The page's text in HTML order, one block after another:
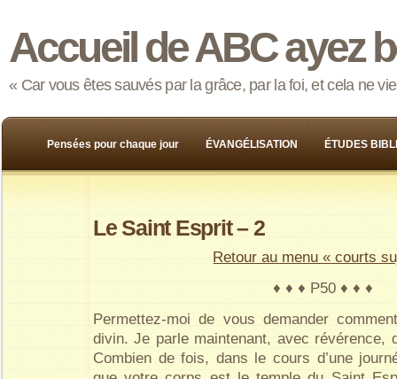
Accueil de ABC ayez
« Car vous êtes sauvés par la grâce, par la foi, et cela ne
Pensées pour chaque jour ÉVANGÉLISATION ÉTUDES
Le Saint Esprit – 2
Retour au menu « courts
♦ ♦ ♦ P50 ♦ ♦ ♦
Permettez-moi de vous demander
divin. Je parle maintenant, avec révérence,
Combien de fois, dans le cours d’une